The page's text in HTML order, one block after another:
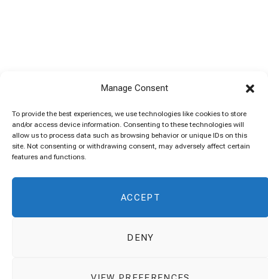
Manage Consent
To provide the best experiences, we use technologies like cookies to store
and/or access device information. Consenting to these technologies will
allow us to process data such as browsing behavior or unique IDs on this
site. Not consenting or withdrawing consent, may adversely affect certain
features and functions.
ACCEPT
DENY